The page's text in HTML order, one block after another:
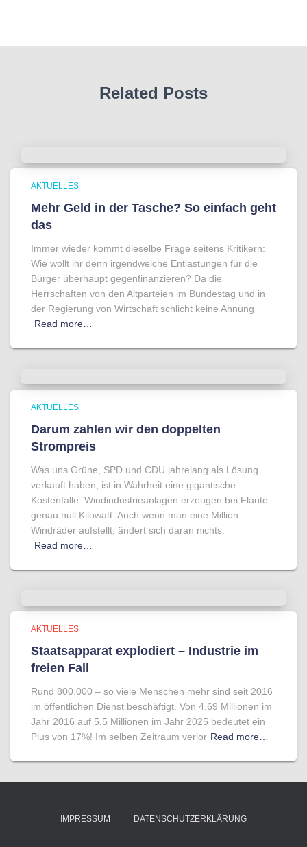
Related Posts
AKTUELLES
Mehr Geld in der Tasche? So einfach geht
das
Immer wieder kommt dieselbe Frage seitens Kritikern:
Wie wollt ihr denn irgendwelche Entlastungen für die
Bürger überhaupt gegenfinanzieren? Da die
Herrschaften von den Altparteien im Bundestag und in
der Regierung von Wirtschaft schlicht keine Ahnung
Read more…
AKTUELLES
Darum zahlen wir den doppelten
Strompreis
Was uns Grüne, SPD und CDU jahrelang als Lösung
verkauft haben, ist in Wahrheit eine gigantische
Kostenfalle. Windindustrieanlagen erzeugen bei Flaute
genau null Kilowatt. Auch wenn man eine Million
Windräder aufstellt, ändert sich daran nichts.
Read more…
AKTUELLES
Staatsapparat explodiert – Industrie im
freien Fall
Rund 800.000 – so viele Menschen mehr sind seit 2016
im öffentlichen Dienst beschäftigt. Von 4,69 Millionen im
Jahr 2016 auf 5,5 Millionen im Jahr 2025 bedeutet ein
Plus von 17%! Im selben Zeitraum verlor Read more…
IMPRESSUM DATENSCHUTZERKLÄRUNG